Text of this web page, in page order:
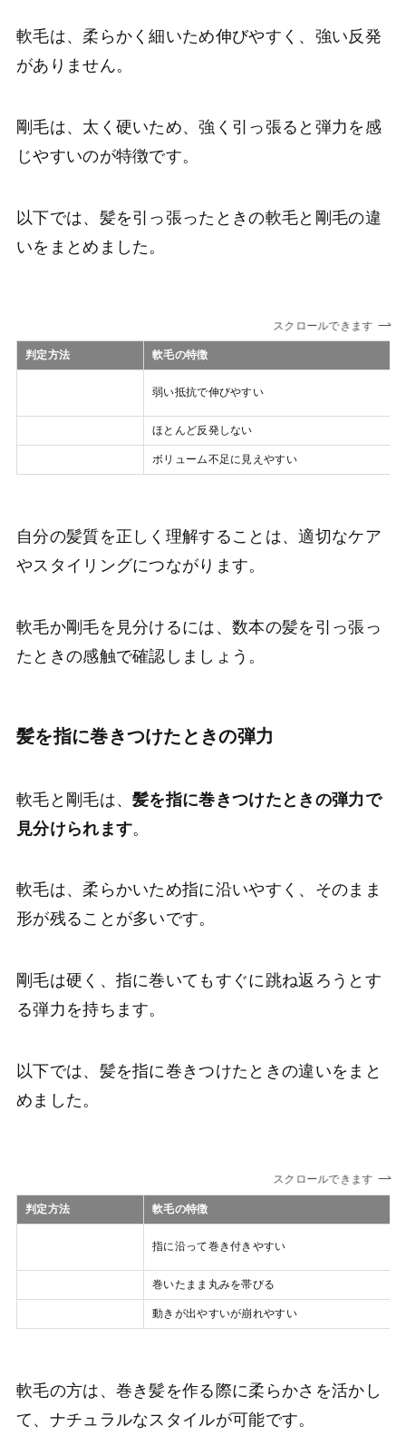
軟毛は、柔らかく細いため伸びやすく、強い反発
がありません。
剛毛は、太く硬いため、強く引っ張ると弾力を感
じやすいのが特徴です。
以下では、髪を引っ張ったときの軟毛と剛毛の違
いをまとめました。
スクロールできます
判定方法 軟毛の特徴
弱い抵抗で伸びやすい
ほとんど反発しない
ボリューム不足に見えやすい
自分の髪質を正しく理解することは、適切なケア
やスタイリングにつながります。
軟毛か剛毛を見分けるには、数本の髪を引っ張っ
たときの感触で確認しましょう。
髪を指に巻きつけたときの弾力
軟毛と剛毛は、髪を指に巻きつけたときの弾力で
見分けられます。
軟毛は、柔らかいため指に沿いやすく、そのまま
形が残ることが多いです。
剛毛は硬く、指に巻いてもすぐに跳ね返ろうとす
る弾力を持ちます。
以下では、髪を指に巻きつけたときの違いをまと
めました。
スクロールできます
判定方法 軟毛の特徴
指に沿って巻き付きやすい
巻いたまま丸みを帯びる
動きが出やすいが崩れやすい
軟毛の方は、巻き髪を作る際に柔らかさを活かし
て、ナチュラルなスタイルが可能です。